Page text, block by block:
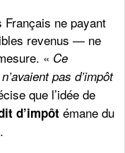
ne payant
revenus — ne
« Ce
pas d’impôt
que l’idée de
d’impôt émane du